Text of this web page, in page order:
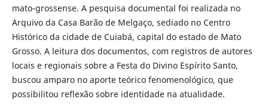
mato-grossense. A pesquisa documental foi realizada no
Arquivo da Casa Barão de Melgaço, sediado no Centro
Histórico da cidade de Cuiabá, capital do estado de Mato
Grosso. A leitura dos documentos, com registros de autores
locais e regionais sobre a Festa do Divino Espírito Santo,
buscou amparo no aporte teórico fenomenológico, que
possibilitou reflexão sobre identidade na atualidade.